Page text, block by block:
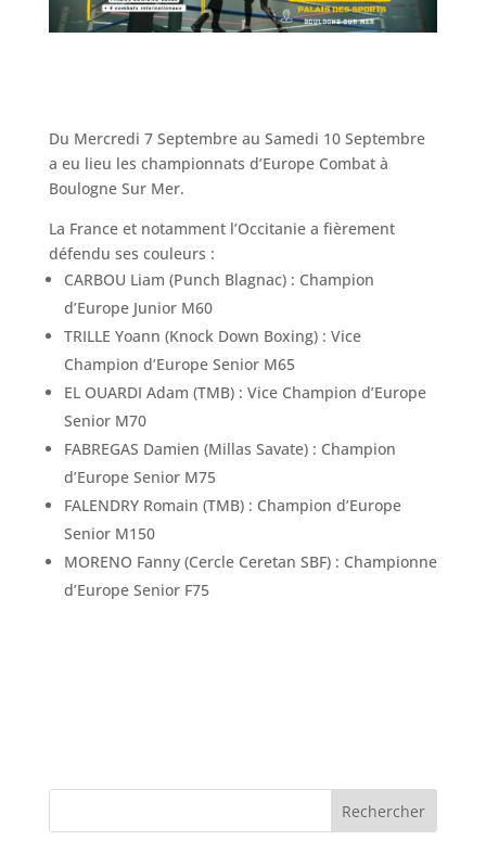
Du Mercredi 7 Septembre au Samedi 10 Septembre
a eu lieu les championnats d’Europe Combat à
Boulogne Sur Mer.
La France et notamment l’Occitanie a fièrement
défendu ses couleurs :
CARBOU Liam (Punch Blagnac) : Champion
d’Europe Junior M60
TRILLE Yoann (Knock Down Boxing) : Vice
Champion d’Europe Senior M65
EL OUARDI Adam (TMB) : Vice Champion d’Europe
Senior M70
FABREGAS Damien (Millas Savate) : Champion
d’Europe Senior M75
FALENDRY Romain (TMB) : Champion d’Europe
Senior M150
MORENO Fanny (Cercle Ceretan SBF) : Championne
d’Europe Senior F75
Rechercher